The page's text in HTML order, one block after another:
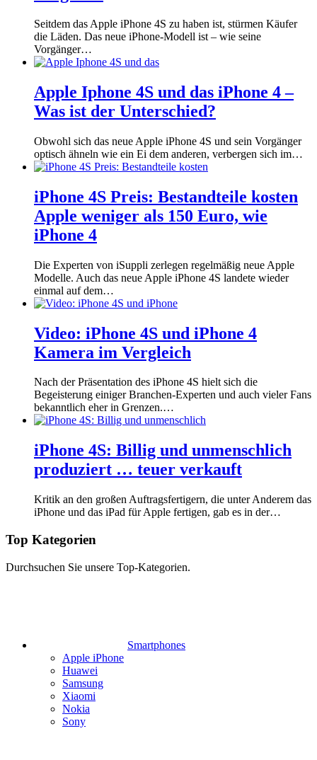
Seitdem das Apple iPhone 4S zu haben ist, stürmen Käufer
die Läden. Das neue iPhone-Modell ist – wie seine
Vorgänger…
Apple Iphone 4S und das iPhone 4 –
Was ist der Unterschied?
Obwohl sich das neue Apple iPhone 4S und sein Vorgänger
optisch ähneln wie ein Ei dem anderen, verbergen sich im…
iPhone 4S Preis: Bestandteile kosten
Apple weniger als 150 Euro, wie
iPhone 4
Die Experten von iSuppli zerlegen regelmäßig neue Apple
Modelle. Auch das neue Apple iPhone 4S landete wieder
einmal auf dem…
Video: iPhone 4S und iPhone 4
Kamera im Vergleich
Nach der Präsentation des iPhone 4S hielt sich die
Begeisterung einiger Branchen-Experten und auch vieler Fans
bekanntlich eher in Grenzen.…
iPhone 4S: Billig und unmenschlich
produziert … teuer verkauft
Kritik an den großen Auftragsfertigern, die unter Anderem das
iPhone und das iPad für Apple fertigen, gab es in der…
Top Kategorien
Durchsuchen Sie unsere Top-Kategorien.
Smartphones
Apple iPhone
Huawei
Samsung
Xiaomi
Nokia
Sony